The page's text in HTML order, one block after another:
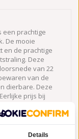
een prachtige
De mooie
en de prachtige
Deze
van 22
van de
dierbare. Deze
prijs bij
die u ontvangt
Details